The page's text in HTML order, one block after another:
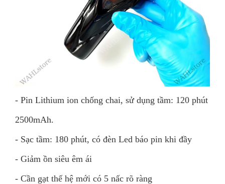
- Pin Lithium ion chống chai, sử dụng tầm: 120 phút
2500mAh.
- Sạc tầm: 180 phút, có đèn Led báo pin khi đầy
- Giảm ồn siêu êm ái
- Cần gạt thế hệ mới có 5 nấc rõ ràng